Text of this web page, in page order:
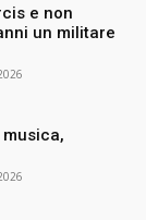
e non
un militare